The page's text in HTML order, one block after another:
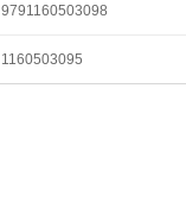
9791160503098
1160503095